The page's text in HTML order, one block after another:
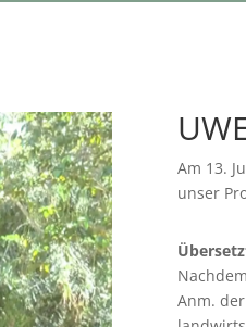
Am 13.
unser
Anm.